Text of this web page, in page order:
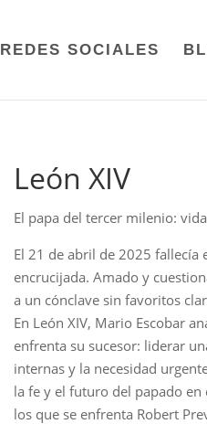
REDES SOCIALES
León XIV
El papa del tercer milenio:
El 21 de abril de 2025 fallecía
encrucijada. Amado y
a un cónclave sin favoritos
En León XIV, Mario Escobar
enfrenta su sucesor: liderar
internas y la necesidad
la fe y el futuro del papado en
los que se enfrenta Robert